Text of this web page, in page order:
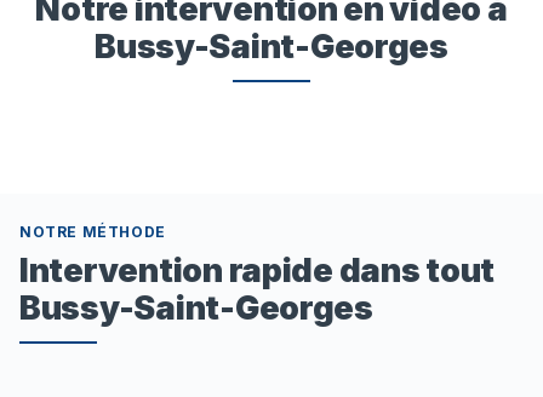
Notre intervention en vidéo à
Bussy-Saint-Georges
NOTRE MÉTHODE
Intervention rapide dans tout
Bussy-Saint-Georges